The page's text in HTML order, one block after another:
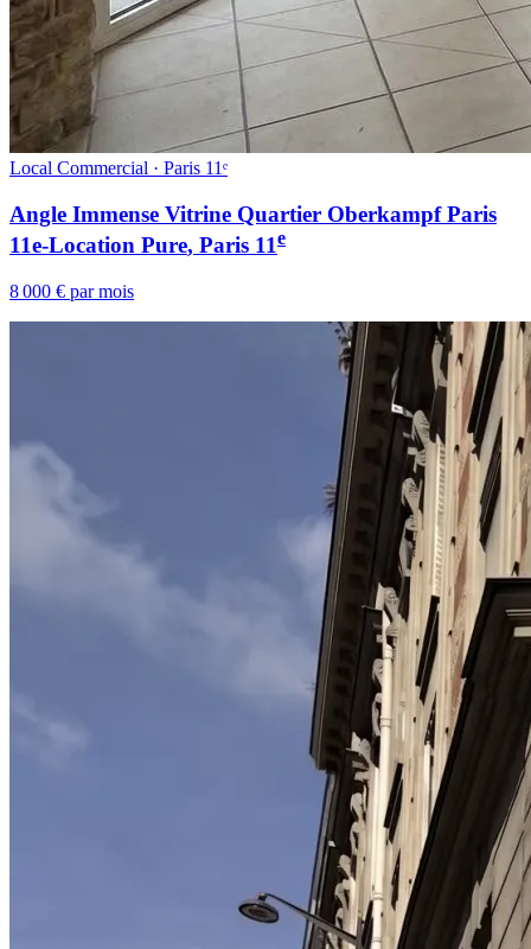
Local Commercial · Paris 11ᵉ
Angle Immense Vitrine Quartier Oberkampf Paris
11e-Location Pure, Paris 11e
8 000 € par mois